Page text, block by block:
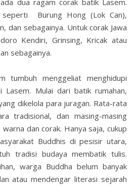
dua ragam corak batik Lasem.
seperti Burung Hong (Lok Can),
dan sebagainya. Untuk corak Jawa
Kendiri, Grinsing, Kricak atau
sebagainya.
tumbuh menggeliat menghidupi
Lasem. Mulai dari batik rumahan,
dikelola para juragan. Rata-rata
tradisional, dan masing-masing
dan corak. Hanya saja, cukup
Buddhis di pesisir utara,
tradisi budaya membatik tulis.
warga Buddha belum banyak
atau mendengar literasi sejarah